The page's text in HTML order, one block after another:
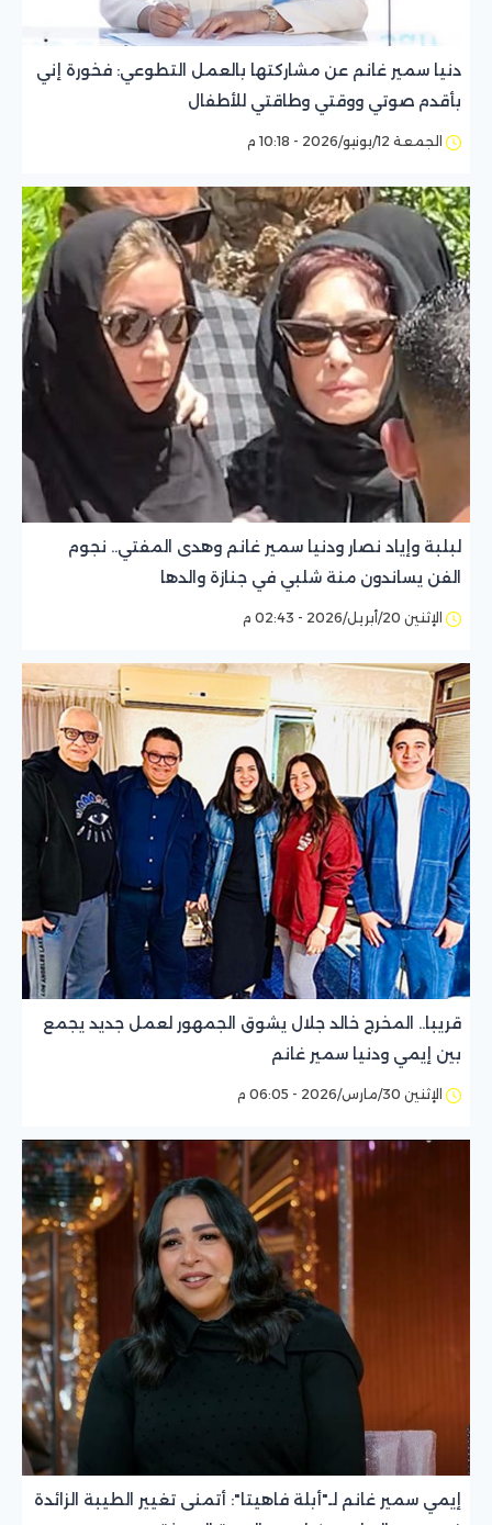
دنيا سمير غانم عن مشاركتها بالعمل التطوعي: فخورة إني
بأقدم صوتي ووقتي وطاقتي للأطفال
الجمعة 12/يونيو/2026 - 10:18 م
لبلبة وإياد نصار ودنيا سمير غانم وهدى المفتي.. نجوم
الفن يساندون منة شلبي في جنازة والدها
الإثنين 20/أبريل/2026 - 02:43 م
قريبا.. المخرج خالد جلال يشوق الجمهور لعمل جديد يجمع
بين إيمي ودنيا سمير غانم
الإثنين 30/مارس/2026 - 06:05 م
إيمي سمير غانم لـ"أبلة فاهيتا": أتمنى تغيير الطيبة الزائدة